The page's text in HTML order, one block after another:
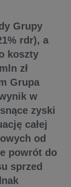
Grupy
rdr), a
koszty
zł
Grupa
w
zyski
całej
od
powrót do
sprzed